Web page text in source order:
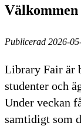
Publicerad 2026-
Library Fair är
studenter och
Under veckan
samtidigt som